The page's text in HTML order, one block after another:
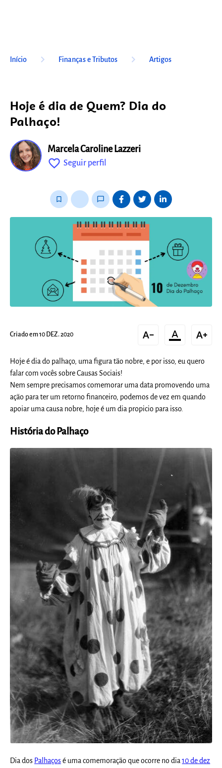
Início keyboard_arrow_right Finanças e Tributos keyboard_arrow_right Artigos
Hoje é dia de Quem? Dia do
Palhaço!
Marcela Caroline Lazzeri
favorite_outline Seguir perfil
bookmark_border chat_bubble_outline
Criado em 10 DEZ. 2020 text_decrease format_color_text text_increase
Hoje é dia do palhaço, uma figura tão nobre, e por isso, eu quero
falar com vocês sobre Causas Sociais!
Nem sempre precisamos comemorar uma data promovendo uma
ação para ter um retorno financeiro, podemos de vez em quando
apoiar uma causa nobre, hoje é um dia propicio para isso.
História do Palhaço
Dia dos Palhaçosé uma comemoração que ocorre no dia10 de dez